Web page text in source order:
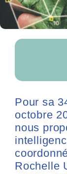
Pour sa
octobre
nous
Rochelle